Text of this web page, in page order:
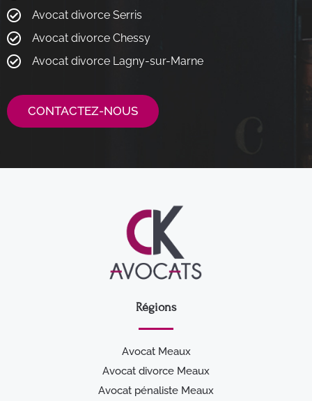
Avocat divorce Serris
Avocat divorce Chessy
Avocat divorce Lagny-sur-Marne
CONTACTEZ-NOUS
Régions
Avocat Meaux
Avocat divorce Meaux
Avocat pénaliste Meaux